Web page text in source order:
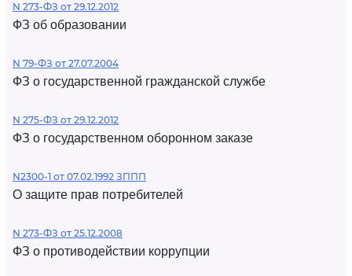
N 273-ФЗ от 29.12.2012
ФЗ об образовании
N 79-ФЗ от 27.07.2004
ФЗ о государственной гражданской службе
N 275-ФЗ от 29.12.2012
ФЗ о государственном оборонном заказе
N2300-1 от 07.02.1992 ЗППП
О защите прав потребителей
N 273-ФЗ от 25.12.2008
ФЗ о противодействии коррупции